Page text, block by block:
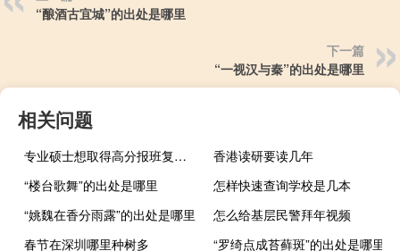
“酿酒古宜城”的出处是哪里
下一篇
“一视汉与秦”的出处是哪里
相关问题
专业硕士想取得高分报班复习效果最佳吗
香港读研要读几年
“楼台歌舞”的出处是哪里
怎样快速查询学校是几本
“姚魏在香分雨露”的出处是哪里
怎么给基层民警拜年视频
春节在深圳哪里种树多
“罗绮点成苔藓斑”的出处是哪里